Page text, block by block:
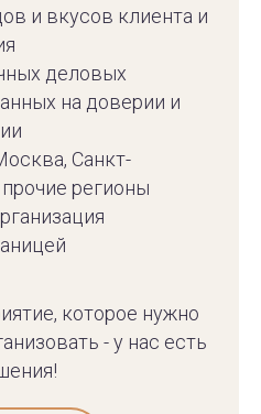
и вкусов клиента и
деловых
на доверии и
Санкт-
регионы
которое нужно
- у нас есть